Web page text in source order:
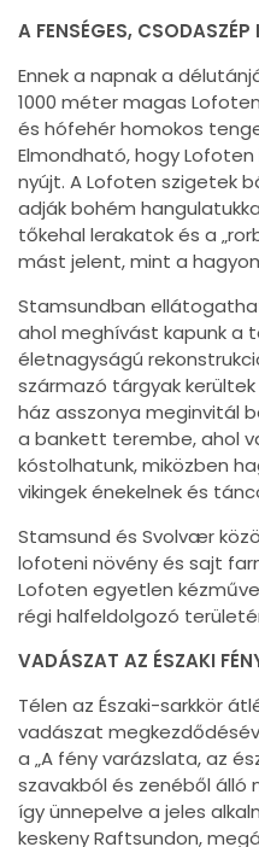
A FENSÉGES, CSODASZÉP
Ennek a napnak a
1000 méter magas
és hófehér homokos
Elmondható, hogy
nyújt. A Lofoten szigetek
adják bohém
tőkehal lerakatok és a
mást jelent, mint a
Stamsundban
ahol meghívást kapunk a
életnagyságú
származó tárgyak
ház asszonya meginvitál
a bankett terembe, ahol
kóstolhatunk, miközben
vikingek énekelnek és
Stamsund és Svolvær
lofoteni növény és sajt
Lofoten egyetlen
régi halfeldolgozó
VADÁSZAT AZ ÉSZAKI
Télen az Északi-sarkkör
vadászat
a „A fény varázslata, az
szavakból és zenéből
így ünnepelve a jeles
keskeny Raftsundon,